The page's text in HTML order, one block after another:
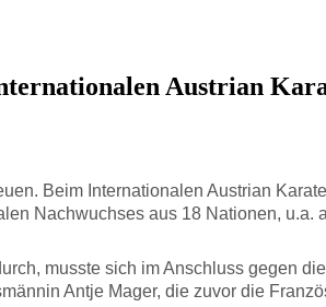
Austrian
Beim Internationalen Austrian
Nachwuchses aus 18 Nationen,
musste sich im Anschluss gegen
Antje Mager, die zuvor die